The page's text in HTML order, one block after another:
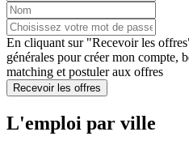
En cliquant sur "Recevoir les
générales pour créer mon compte,
matching et postuler aux offres
Recevoir les offres
L'emploi par ville